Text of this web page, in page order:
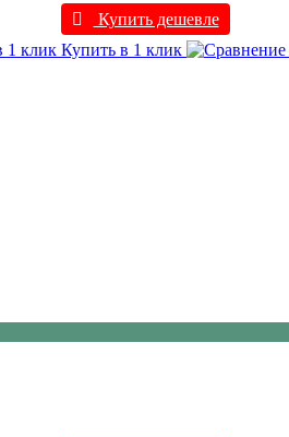
Купить дешевле
Купить в 1 клик